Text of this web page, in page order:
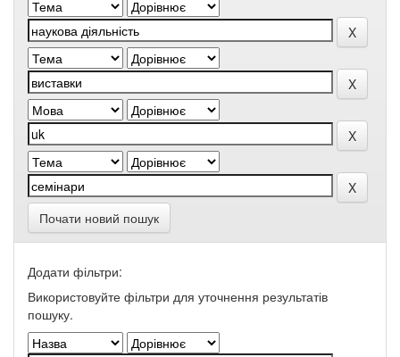
Почати новий пошук
Додати фільтри:
Використовуйте фільтри для уточнення результатів
пошуку.